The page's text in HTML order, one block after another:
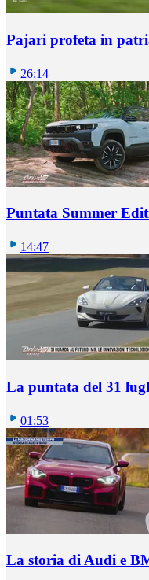
Pajari profeta in
26:14
Puntata Summer
14:47
La puntata del 31
01:53
La storia di Audi e